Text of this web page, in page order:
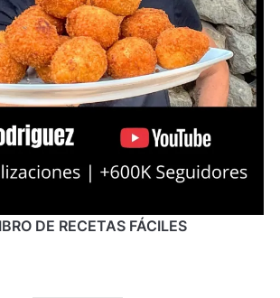
DE RECETAS FÁCILES